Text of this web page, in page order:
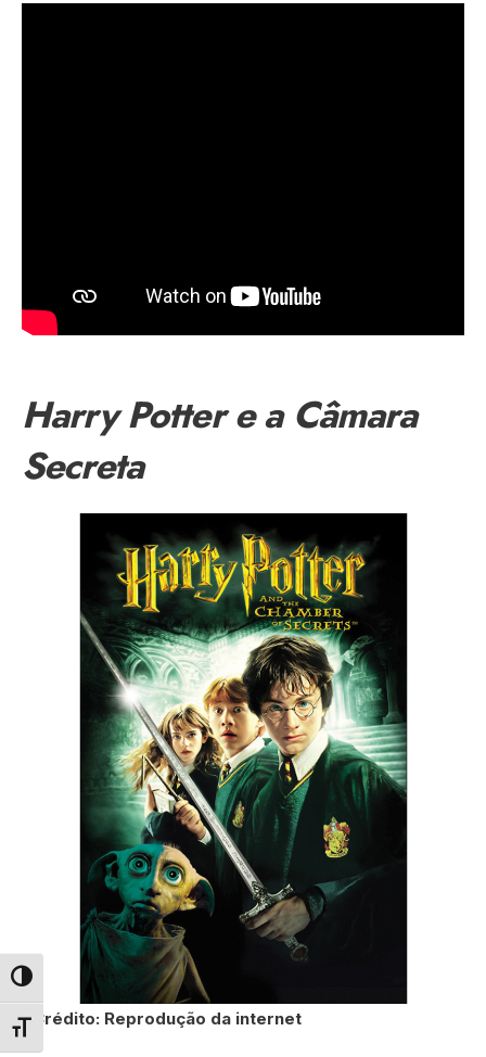
Alternar alto contraste
Alternar tamanho da fonte
Harry Potter e a Câmara
Secreta
Crédito: Reprodução da internet